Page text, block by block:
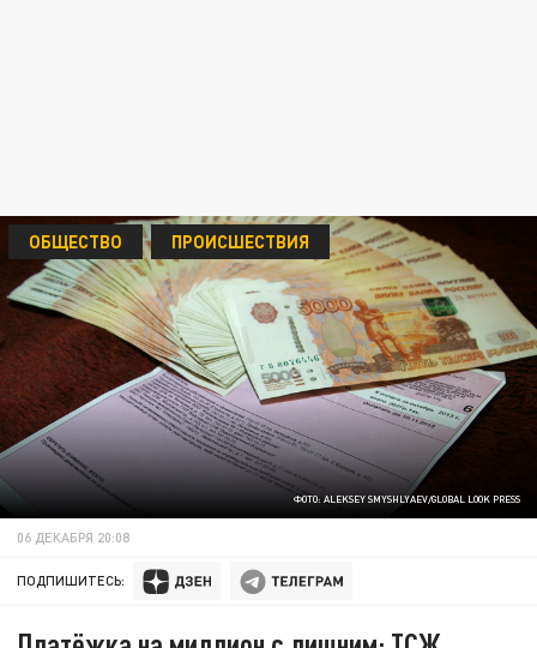
ФОТО: ALEKSEY SMYSHLYAEV/GLOBAL LOOK PRESS
ОБЩЕСТВО ПРОИСШЕСТВИЯ
06 ДЕКАБРЯ 20:08
ПОДПИШИТЕСЬ: